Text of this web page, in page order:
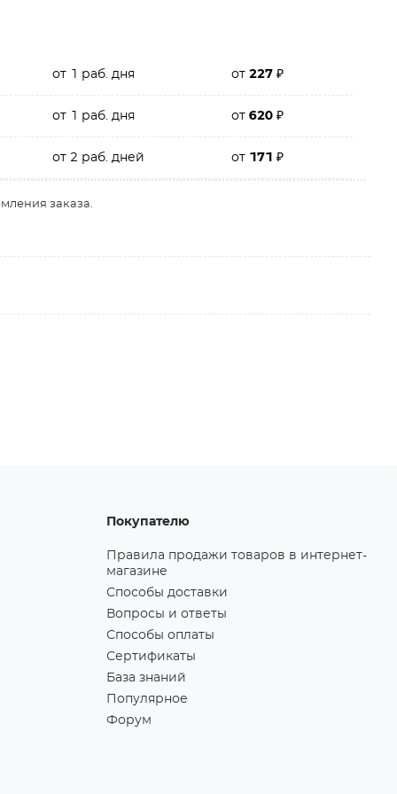
от 1 раб. дня от227₽
от 1 раб. дня от620₽
от 2 раб. дней от 171₽
заказа.
Покупателю
Правила продажи товаров в интернет-
магазине
Способы доставки
Вопросы и ответы
Способы оплаты
Сертификаты
База знаний
Популярное
Форум